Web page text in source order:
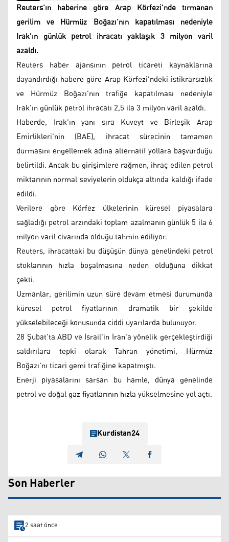
Reuters'ın haberine göre Arap Körfezi'nde tırmanan
gerilim ve Hürmüz Boğazı’nın kapatılması nedeniyle
Irak'ın günlük petrol ihracatı yaklaşık 3 milyon varil
azaldı.
Reuters haber ajansının petrol ticareti kaynaklarına
dayandırdığı habere göre Arap Körfezi'ndeki istikrarsızlık
ve Hürmüz Boğazı'nın trafiğe kapatılması nedeniyle
Irak'ın günlük petrol ihracatı 2,5 ila 3 milyon varil azaldı.
Haberde, Irak'ın yanı sıra Kuveyt ve Birleşik Arap
Emirlikleri'nin (BAE), ihracat sürecinin tamamen
durmasını engellemek adına alternatif yollara başvurduğu
belirtildi. Ancak bu girişimlere rağmen, ihraç edilen petrol
miktarının normal seviyelerin oldukça altında kaldığı ifade
edildi.
Verilere göre Körfez ülkelerinin küresel piyasalara
sağladığı petrol arzındaki toplam azalmanın günlük 5 ila 6
milyon varil civarında olduğu tahmin ediliyor.
Reuters, ihracattaki bu düşüşün dünya genelindeki petrol
stoklarının hızla boşalmasına neden olduğuna dikkat
çekti.
Uzmanlar, gerilimin uzun süre devam etmesi durumunda
küresel petrol fiyatlarının dramatik bir şekilde
yükselebileceği konusunda ciddi uyarılarda bulunuyor.
28 Şubat'ta ABD ve İsrail'in İran'a yönelik gerçekleştirdiği
saldırılara tepki olarak Tahran yönetimi, Hürmüz
Boğazı'nı ticari gemi trafiğine kapatmıştı.
Enerji piyasalarını sarsan bu hamle, dünya genelinde
petrol ve doğal gaz fiyatlarının hızla yükselmesine yol açtı.
Kurdistan24
Son Haberler
2 saat önce